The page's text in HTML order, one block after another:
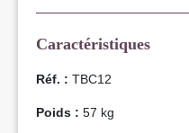
Caractéristiques
Réf. : TBC12
Poids : 57 kg